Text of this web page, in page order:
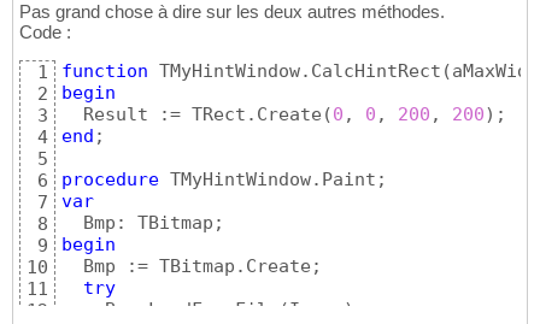
Pas grand chose à dire sur les deux autres méthodes.
Code :
1
2
3
4
5
6
7
8
9
10
11
12
function TMyHintWindow.CalcHintRect (
begin
  Result := TRect.Create
(0 , 0 , 200 , 200)
end ;
procedure
var
begin
  Bmp := TBitmap.Create;
try
    Bmp.LoadFromFile
(Image )